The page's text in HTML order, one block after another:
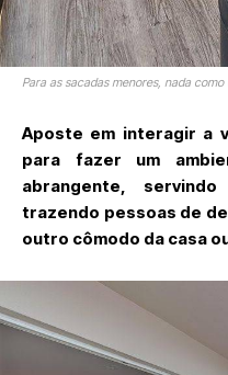
Para as sacadas menores, nada
Aposte em interagir a
para fazer um
abrangente,
trazendo pessoas de
outro cômodo da casa